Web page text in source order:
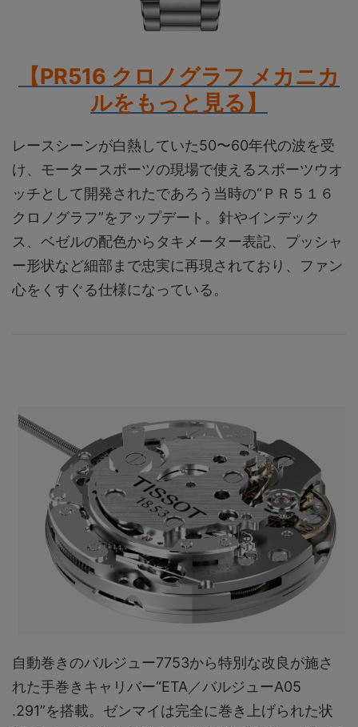
【PR516 クロノグラフ メカニカ
ルをもっと見る】
レースシーンが白熱していた50〜60年代の波を受
け、モータースポーツの現場で使えるスポーツウオ
ッチとして開発されたであろう当時の“ＰＲ５１６
クロノグラフ”をアップデート。針やインデック
ス、ベゼルの配色からタキメーター表記、プッシャ
ー形状など細部まで忠実に再現されており、ファン
心をくすぐる仕様になっている。
自動巻きのバルジュー7753から特別な改良が施さ
れた手巻きキャリバー“ETA／バルジューA05
.291”を搭載。ゼンマイは完全に巻き上げられた状